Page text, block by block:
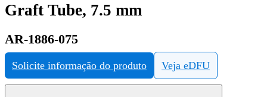
Graft Tube, 7.5 mm
AR-1886-075
Solicite informação do produto Veja eDFU